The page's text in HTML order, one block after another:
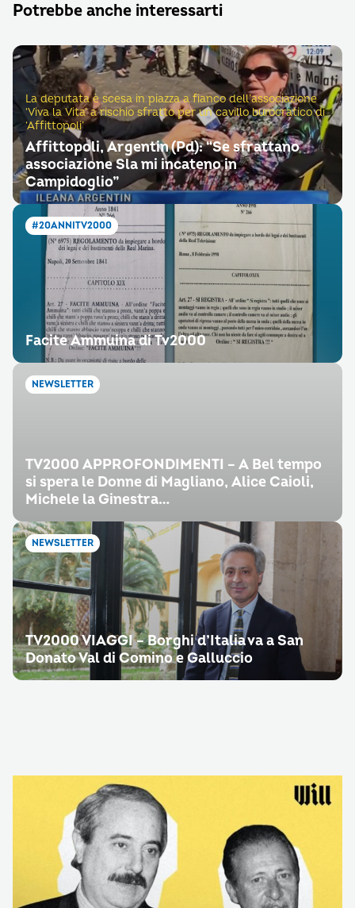
Potrebbe anche interessarti
La deputata è scesa in piazza a fianco dell’associazione
‘Viva la Vita’ a rischio sfratto per un cavillo burocratico di
‘Affittopoli’
Affittopoli, Argentin (Pd): “Se sfrattano
associazione Sla mi incateno in
Campidoglio”
#20ANNITV2000
Facite Ammuina di Tv2000
NEWSLETTER
TV2000 APPROFONDIMENTI – A Bel tempo
si spera le Donne di Magliano, Alice Caioli,
Michele la Ginestra…
NEWSLETTER
TV2000 VIAGGI – Borghi d’Italia va a San
Donato Val di Comino e Galluccio